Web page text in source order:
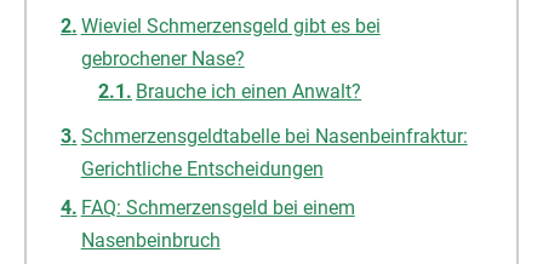
Wieviel Schmerzensgeld gibt es bei
gebrochener Nase?
Brauche ich einen Anwalt?
Schmerzensgeldtabelle bei Nasenbeinfraktur:
Gerichtliche Entscheidungen
FAQ: Schmerzensgeld bei einem
Nasenbeinbruch